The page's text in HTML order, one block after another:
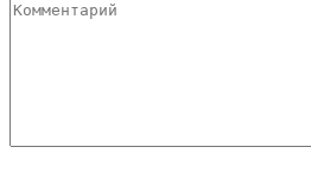
Комментарий